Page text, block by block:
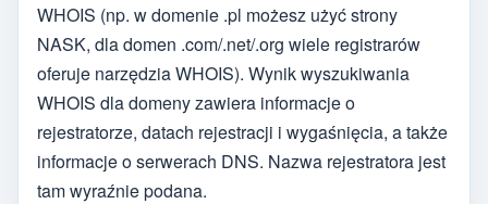
WHOIS (np. w domenie .pl możesz użyć strony
NASK, dla domen .com/.net/.org wiele registrarów
oferuje narzędzia WHOIS). Wynik wyszukiwania
WHOIS dla domeny zawiera informacje o
rejestratorze, datach rejestracji i wygaśnięcia, a także
informacje o serwerach DNS. Nazwa rejestratora jest
tam wyraźnie podana.